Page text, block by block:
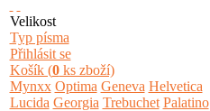
Velikost
Typ písma
Přihlásit se
Košík (0ks zboží)
Mynxx Optima Geneva Helvetica
Lucida Georgia Trebuchet Palatino